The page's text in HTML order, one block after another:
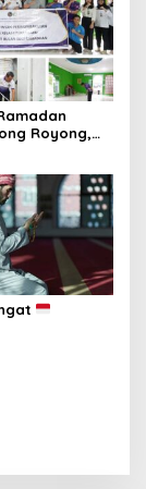
Royong,